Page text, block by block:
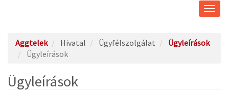
Aggtelek Hivatal Ügyfélszolgálat
Ügyleírások
Ügyleírások
Ügyleírások